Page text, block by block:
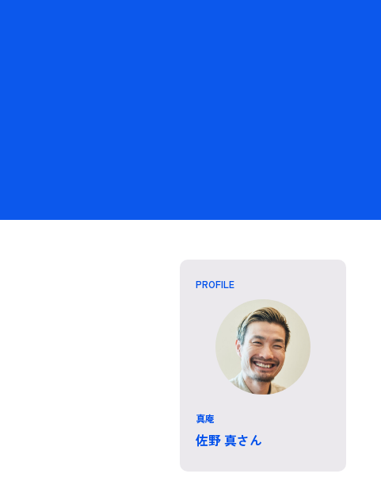
PROFILE
真庵
佐野 真さん